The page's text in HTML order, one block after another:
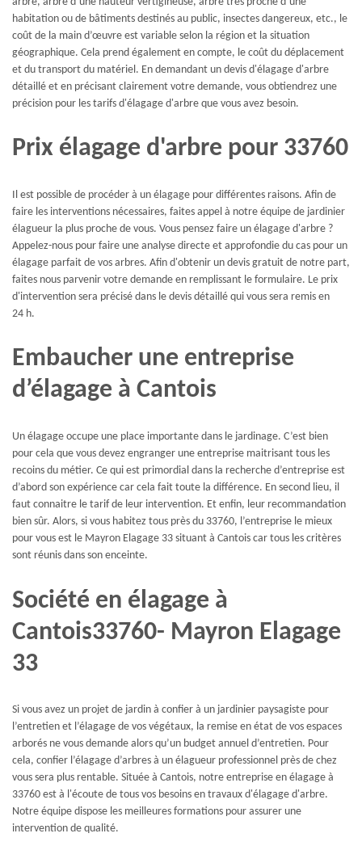
habitation ou de bâtiments destinés au public, insectes dangereux, etc., le
coût de la main d’œuvre est variable selon la région et la situation
géographique. Cela prend également en compte, le coût du déplacement
et du transport du matériel. En demandant un devis d'élagage d'arbre
détaillé et en précisant clairement votre demande, vous obtiendrez une
précision pour les tarifs d'élagage d'arbre que vous avez besoin.
Prix élagage d'arbre pour 33760
Il est possible de procéder à un élagage pour différentes raisons. Afin de
faire les interventions nécessaires, faites appel à notre équipe de jardinier
élagueur la plus proche de vous. Vous pensez faire un élagage d'arbre ?
Appelez-nous pour faire une analyse directe et approfondie du cas pour un
élagage parfait de vos arbres. Afin d'obtenir un devis gratuit de notre part,
faites nous parvenir votre demande en remplissant le formulaire. Le prix
d'intervention sera précisé dans le devis détaillé qui vous sera remis en
24 h.
Embaucher une entreprise
d’élagage à Cantois
Un élagage occupe une place importante dans le jardinage. C’est bien
pour cela que vous devez engranger une entreprise maitrisant tous les
recoins du métier. Ce qui est primordial dans la recherche d’entreprise est
d’abord son expérience car cela fait toute la différence. En second lieu, il
faut connaitre le tarif de leur intervention. Et enfin, leur recommandation
bien sûr. Alors, si vous habitez tous près du 33760, l’entreprise le mieux
pour vous est le Mayron Elagage 33 situant à Cantois car tous les critères
sont réunis dans son enceinte.
Société en élagage à
Cantois33760- Mayron Elagage
33
Si vous avez un projet de jardin à confier à un jardinier paysagiste pour
l’entretien et l’élagage de vos végétaux, la remise en état de vos espaces
arborés ne vous demande alors qu’un budget annuel d’entretien. Pour
cela, confier l’élagage d’arbres à un élagueur professionnel près de chez
vous sera plus rentable. Située à Cantois, notre entreprise en élagage à
33760 est à l'écoute de tous vos besoins en travaux d'élagage d'arbre.
Notre équipe dispose les meilleures formations pour assurer une
intervention de qualité.